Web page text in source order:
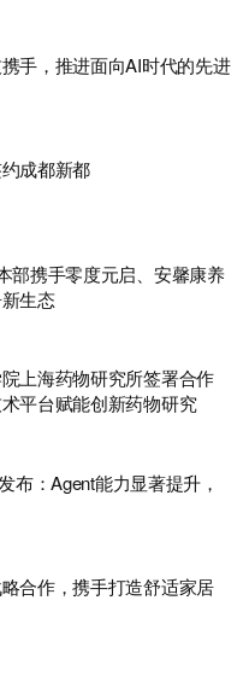
手，推进面向AI时代的先进
成都新都
部携手零度元启、安馨康养
生态
上海药物研究所签署合作
平台赋能创新药物研究
布：Agent能力显著提升，
合作，携手打造舒适家居